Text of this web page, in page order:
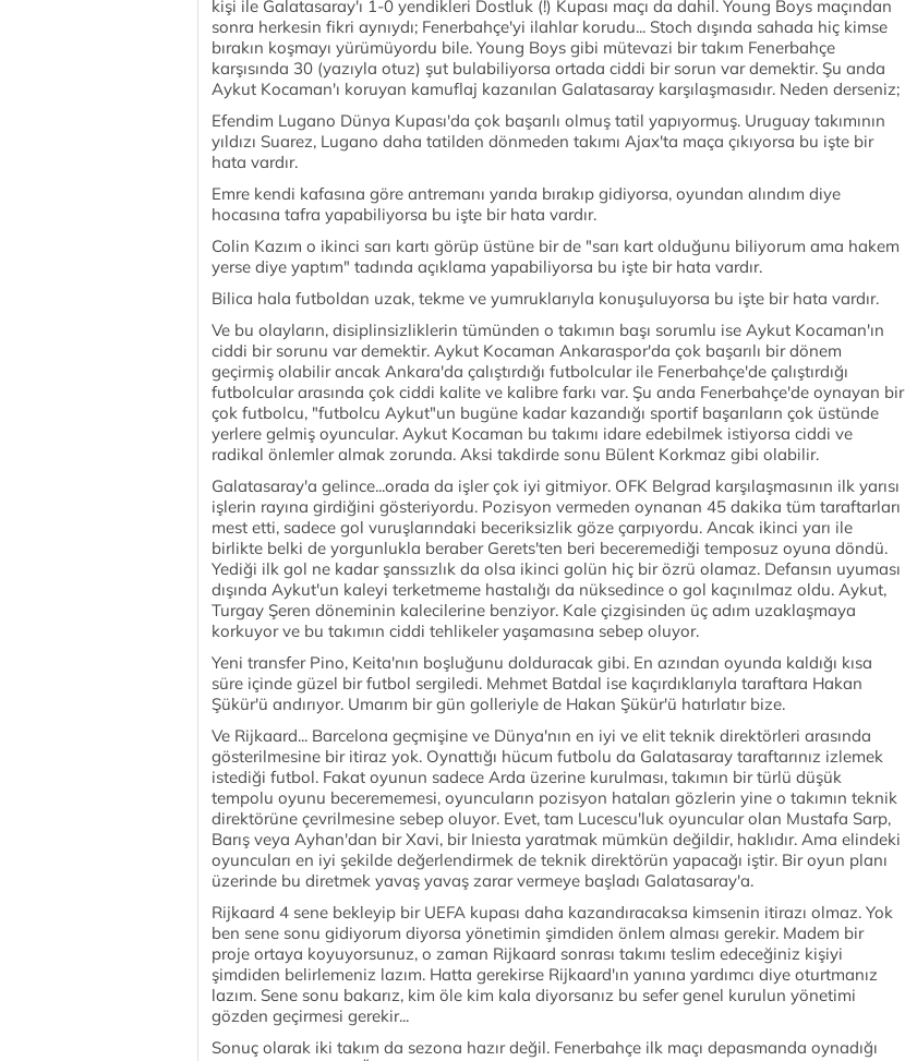
kişi ile Galatasaray'ı 1-0 yendikleri Dostluk (!) Kupası maçı da dahil. Young Boys maçından
sonra herkesin fikri aynıydı; Fenerbahçe'yi ilahlar korudu... Stoch dışında sahada hiç kimse
bırakın koşmayı yürümüyordu bile. Young Boys gibi mütevazi bir takım Fenerbahçe
karşısında 30 (yazıyla otuz) şut bulabiliyorsa ortada ciddi bir sorun var demektir. Şu anda
Aykut Kocaman'ı koruyan kamuflaj kazanılan Galatasaray karşılaşmasıdır. Neden derseniz;
Efendim Lugano Dünya Kupası'da çok başarılı olmuş tatil yapıyormuş. Uruguay takımının
yıldızı Suarez, Lugano daha tatilden dönmeden takımı Ajax'ta maça çıkıyorsa bu işte bir
hata vardır.
Emre kendi kafasına göre antremanı yarıda bırakıp gidiyorsa, oyundan alındım diye
hocasına tafra yapabiliyorsa bu işte bir hata vardır.
Colin Kazım o ikinci sarı kartı görüp üstüne bir de "sarı kart olduğunu biliyorum ama hakem
yerse diye yaptım" tadında açıklama yapabiliyorsa bu işte bir hata vardır.
Bilica hala futboldan uzak, tekme ve yumruklarıyla konuşuluyorsa bu işte bir hata vardır.
Ve bu olayların, disiplinsizliklerin tümünden o takımın başı sorumlu ise Aykut Kocaman'ın
ciddi bir sorunu var demektir. Aykut Kocaman Ankaraspor'da çok başarılı bir dönem
geçirmiş olabilir ancak Ankara'da çalıştırdığı futbolcular ile Fenerbahçe'de çalıştırdığı
futbolcular arasında çok ciddi kalite ve kalibre farkı var. Şu anda Fenerbahçe'de oynayan bir
çok futbolcu, "futbolcu Aykut"un bugüne kadar kazandığı sportif başarıların çok üstünde
yerlere gelmiş oyuncular. Aykut Kocaman bu takımı idare edebilmek istiyorsa ciddi ve
radikal önlemler almak zorunda. Aksi takdirde sonu Bülent Korkmaz gibi olabilir.
Galatasaray'a gelince...orada da işler çok iyi gitmiyor. OFK Belgrad karşılaşmasının ilk yarısı
işlerin rayına girdiğini gösteriyordu. Pozisyon vermeden oynanan 45 dakika tüm taraftarları
mest etti, sadece gol vuruşlarındaki beceriksizlik göze çarpıyordu. Ancak ikinci yarı ile
birlikte belki de yorgunlukla beraber Gerets'ten beri beceremediği temposuz oyuna döndü.
Yediği ilk gol ne kadar şanssızlık da olsa ikinci golün hiç bir özrü olamaz. Defansın uyuması
dışında Aykut'un kaleyi terketmeme hastalığı da nüksedince o gol kaçınılmaz oldu. Aykut,
Turgay Şeren döneminin kalecilerine benziyor. Kale çizgisinden üç adım uzaklaşmaya
korkuyor ve bu takımın ciddi tehlikeler yaşamasına sebep oluyor.
Yeni transfer Pino, Keita'nın boşluğunu dolduracak gibi. En azından oyunda kaldığı kısa
süre içinde güzel bir futbol sergiledi. Mehmet Batdal ise kaçırdıklarıyla taraftara Hakan
Şükür'ü andırıyor. Umarım bir gün golleriyle de Hakan Şükür'ü hatırlatır bize.
Ve Rijkaard... Barcelona geçmişine ve Dünya'nın en iyi ve elit teknik direktörleri arasında
gösterilmesine bir itiraz yok. Oynattığı hücum futbolu da Galatasaray taraftarınız izlemek
istediği futbol. Fakat oyunun sadece Arda üzerine kurulması, takımın bir türlü düşük
tempolu oyunu becerememesi, oyuncuların pozisyon hataları gözlerin yine o takımın teknik
direktörüne çevrilmesine sebep oluyor. Evet, tam Lucescu'luk oyuncular olan Mustafa Sarp,
Barış veya Ayhan'dan bir Xavi, bir Iniesta yaratmak mümkün değildir, haklıdır. Ama elindeki
oyuncuları en iyi şekilde değerlendirmek de teknik direktörün yapacağı iştir. Bir oyun planı
üzerinde bu diretmek yavaş yavaş zarar vermeye başladı Galatasaray'a.
Rijkaard 4 sene bekleyip bir UEFA kupası daha kazandıracaksa kimsenin itirazı olmaz. Yok
ben sene sonu gidiyorum diyorsa yönetimin şimdiden önlem alması gerekir. Madem bir
proje ortaya koyuyorsunuz, o zaman Rijkaard sonrası takımı teslim edeceğiniz kişiyi
şimdiden belirlemeniz lazım. Hatta gerekirse Rijkaard'ın yanına yardımcı diye oturtmanız
lazım. Sene sonu bakarız, kim öle kim kala diyorsanız bu sefer genel kurulun yönetimi
gözden geçirmesi gerekir...
Sonuç olarak iki takım da sezona hazır değil. Fenerbahçe ilk maçı depasmanda oynadığı